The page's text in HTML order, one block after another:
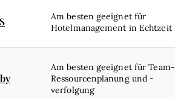
Am besten geeignet für
Hotelmanagement in Echtzeit
Am besten geeignet für Team-
Ressourcenplanung und -
verfolgung